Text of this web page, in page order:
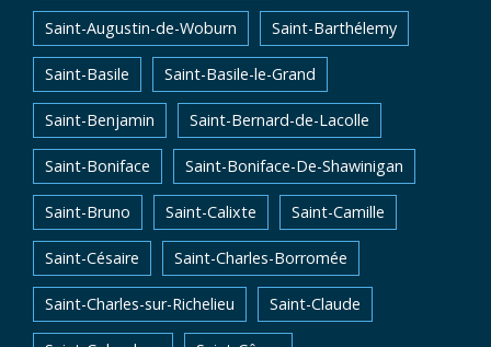
Saint-Augustin-de-Woburn Saint-Barthélemy
Saint-Basile Saint-Basile-le-Grand
Saint-Benjamin Saint-Bernard-de-Lacolle
Saint-Boniface Saint-Boniface-De-Shawinigan
Saint-Bruno Saint-Calixte Saint-Camille
Saint-Césaire Saint-Charles-Borromée
Saint-Charles-sur-Richelieu Saint-Claude